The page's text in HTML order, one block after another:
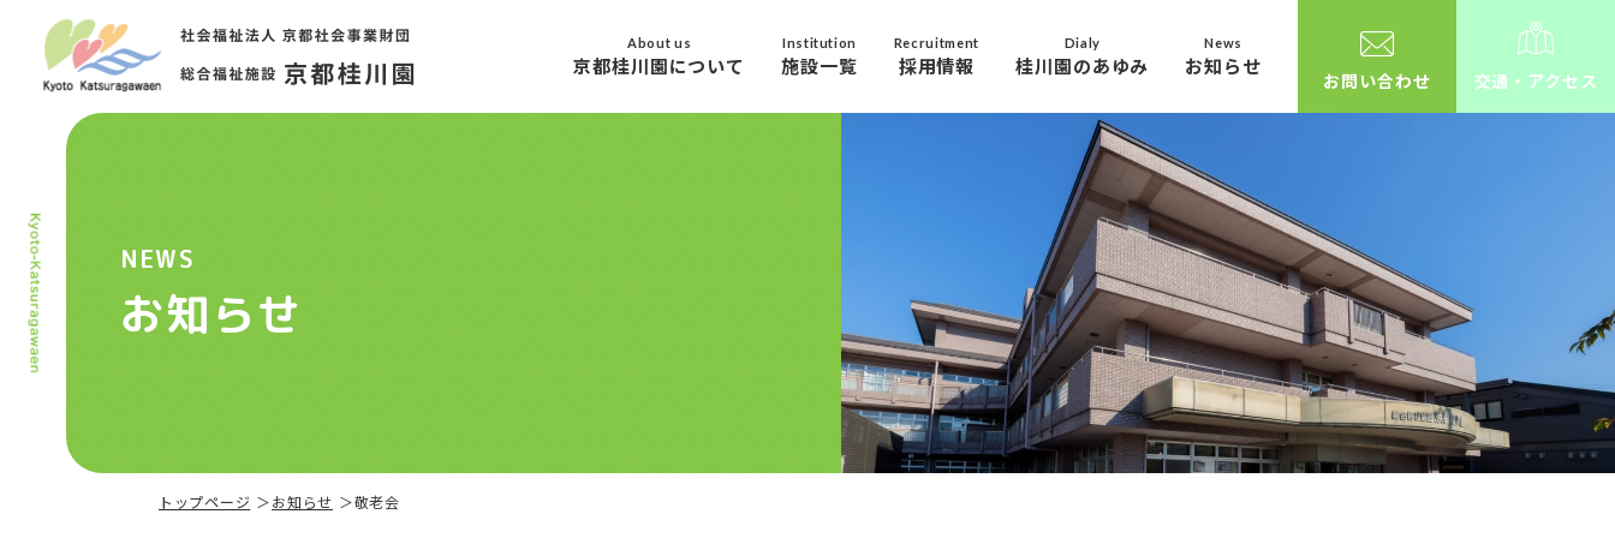
About us
京都桂川園について
Institution
施設一覧
Recruitment
採用情報
Dialy
桂川園のあゆみ
News
お知らせ
お問い合わせ 交通・アクセス
NEWS
お知らせ
トップページ お知らせ 敬老会